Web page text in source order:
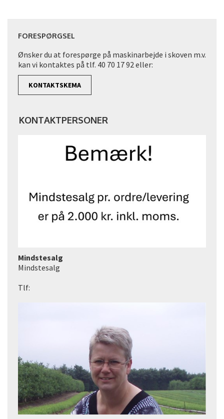
FORESPØRGSEL
Ønsker du at forespørge på maskinarbejde i skoven m.v.
kan vi kontaktes på tlf. 40 70 17 92 eller:
KONTAKTSKEMA
KONTAKTPERSONER
Mindstesalg
Mindstesalg
Tlf: